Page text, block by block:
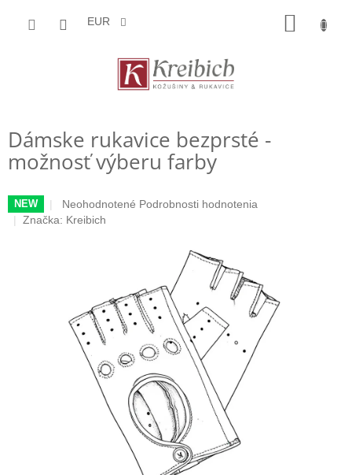
EUR
Dámske rukavice bezprsté -
možnosť výberu farby
NEW
Priemerné
hodnotenie
hviezdičiek.
Neohodnotené Podrobnosti hodnotenia
Značka: Kreibich